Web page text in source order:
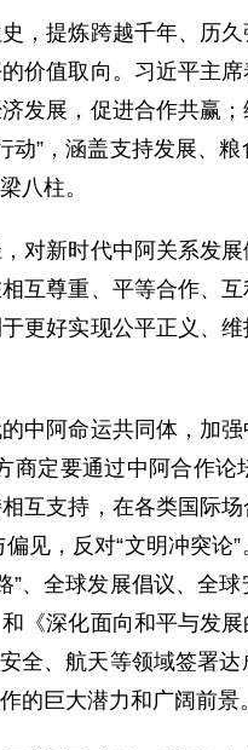
，提炼跨越千年、历
价值取向。习近平主
发展，促进合作共赢
”，涵盖支持发展、
八柱。
对新时代中阿关系发
互尊重、平等合作、
更好实现公平正义、
中阿命运共同体，加
定要通过中阿合作
支持，在各类国际场
见，反对“文明冲突论
、全球发展倡议、全
《深化面向和平与发
全、航天等领域签署
的巨大潜力和广阔前景。